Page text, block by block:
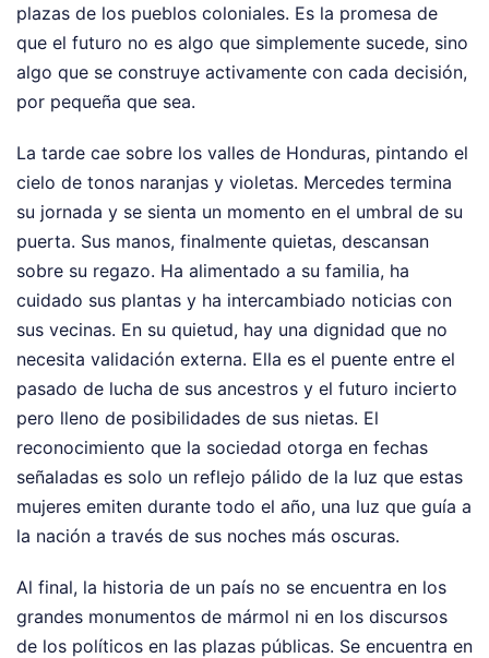
plazas de los pueblos coloniales. Es la promesa de
que el futuro no es algo que simplemente sucede, sino
algo que se construye activamente con cada decisión,
por pequeña que sea.
La tarde cae sobre los valles de Honduras, pintando el
cielo de tonos naranjas y violetas. Mercedes termina
su jornada y se sienta un momento en el umbral de su
puerta. Sus manos, finalmente quietas, descansan
sobre su regazo. Ha alimentado a su familia, ha
cuidado sus plantas y ha intercambiado noticias con
sus vecinas. En su quietud, hay una dignidad que no
necesita validación externa. Ella es el puente entre el
pasado de lucha de sus ancestros y el futuro incierto
pero lleno de posibilidades de sus nietas. El
reconocimiento que la sociedad otorga en fechas
señaladas es solo un reflejo pálido de la luz que estas
mujeres emiten durante todo el año, una luz que guía a
la nación a través de sus noches más oscuras.
Al final, la historia de un país no se encuentra en los
grandes monumentos de mármol ni en los discursos
de los políticos en las plazas públicas. Se encuentra en